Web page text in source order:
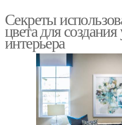
Секреты
цвета для
интерьера